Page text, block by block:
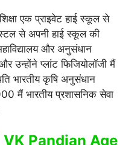
एक प्राइवेट हाई स्कूल से
से अपनी हाई स्कूल की
और अनुसंधान
उन्होंने प्लांट फिजियोलॉजी मैं
भारतीय कृषि अनुसंधान
मैं भारतीय प्रशासनिक सेवा
| VK Pandian Age